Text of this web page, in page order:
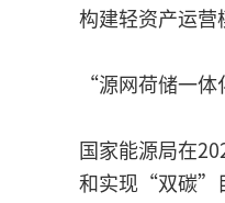
构建轻资产运营
“源网荷储一
国家能源局在
和实现“双碳”